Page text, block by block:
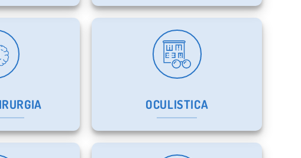
OCULISTICA